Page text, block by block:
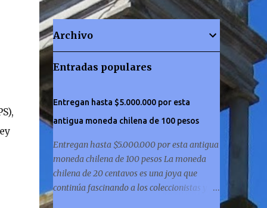
Archivo
Entradas populares
Entregan hasta $5.000.000 por esta
antigua moneda chilena de 100 pesos
Entregan hasta $5.000.000 por esta antigua
moneda chilena de 100 pesos La moneda
chilena de 20 centavos es una joya que
continúa fascinando a los coleccionistas y a
los amantes de la historia por igual. ¿Has